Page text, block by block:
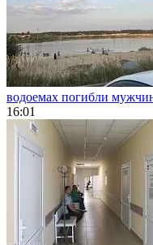
водоемах погибли
16:01